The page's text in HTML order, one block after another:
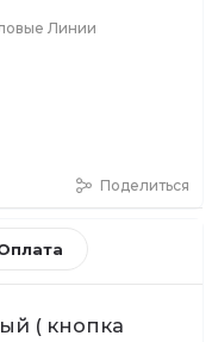
Поделиться
Линии
( кнопка